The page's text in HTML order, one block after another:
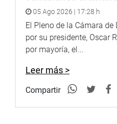
05 Ago 2026 | 17:28 h
El Pleno de la Cámara
por su presidente, Oscar
por mayoría, el...
Leer más >
Compartir